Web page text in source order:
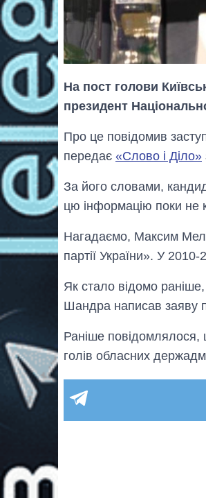
На пост голови
президент
Про це повідомив
передає «Слово і Діло»
За його словами,
цю інформацію поки не
Нагадаємо, Максим
партії України». У
Як стало відомо
Шандра написав заяву
Раніше повідомлялося,
голів обласних